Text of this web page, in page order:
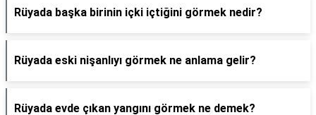
Rüyada başka birinin içki içtiğini görmek nedir?
Rüyada eski nişanlıyı görmek ne anlama gelir?
Rüyada evde çıkan yangını görmek ne demek?